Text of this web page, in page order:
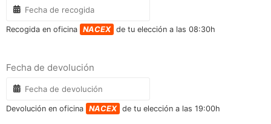
Recogida en oficina NACEX de tu elección a las 08:30h
Fecha de devolución
Devolución en oficina NACEX de tu elección a las 19:00h